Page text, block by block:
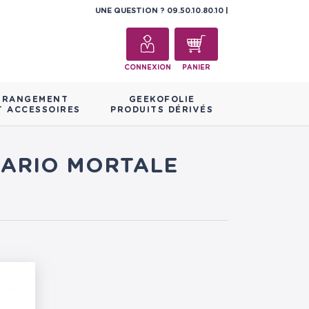
UNE QUESTION ? 09.50.10.80.10
CONNEXION PANIER
RANGEMENT
ACCESSOIRES
GEEKOFOLIE
PRODUITS DÉRIVÉS
MORTALE